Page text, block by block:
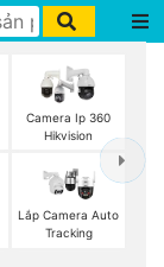
Camera Ip 360
Hikvision
Lắp Camera Auto
Tracking